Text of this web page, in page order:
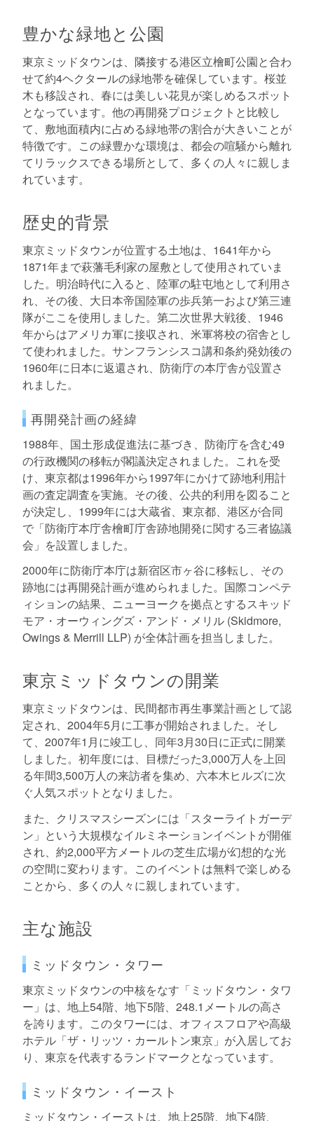
豊かな緑地と公園
東京ミッドタウンは、隣接する港区立檜町公園と合わ
せて約4ヘクタールの緑地帯を確保しています。桜並
木も移設され、春には美しい花見が楽しめるスポット
となっています。他の再開発プロジェクトと比較し
て、敷地面積内に占める緑地帯の割合が大きいことが
特徴です。この緑豊かな環境は、都会の喧騒から離れ
てリラックスできる場所として、多くの人々に親しま
れています。
歴史的背景
東京ミッドタウンが位置する土地は、1641年から
1871年まで萩藩毛利家の屋敷として使用されていま
した。明治時代に入ると、陸軍の駐屯地として利用さ
れ、その後、大日本帝国陸軍の歩兵第一および第三連
隊がここを使用しました。第二次世界大戦後、1946
年からはアメリカ軍に接収され、米軍将校の宿舎とし
て使われました。サンフランシスコ講和条約発効後の
1960年に日本に返還され、防衛庁の本庁舎が設置さ
れました。
再開発計画の経緯
1988年、国土形成促進法に基づき、防衛庁を含む49
の行政機関の移転が閣議決定されました。これを受
け、東京都は1996年から1997年にかけて跡地利用計
画の査定調査を実施。その後、公共的利用を図ること
が決定し、1999年には大蔵省、東京都、港区が合同
で「防衛庁本庁舎檜町庁舎跡地開発に関する三者協議
会」を設置しました。
2000年に防衛庁本庁は新宿区市ヶ谷に移転し、その
跡地には再開発計画が進められました。国際コンペテ
ィションの結果、ニューヨークを拠点とするスキッド
モア・オーウィングズ・アンド・メリル (Skidmore,
Owings & Merrill LLP) が全体計画を担当しました。
東京ミッドタウンの開業
東京ミッドタウンは、民間都市再生事業計画として認
定され、2004年5月に工事が開始されました。そし
て、2007年1月に竣工し、同年3月30日に正式に開業
しました。初年度には、目標だった3,000万人を上回
る年間3,500万人の来訪者を集め、六本木ヒルズに次
ぐ人気スポットとなりました。
また、クリスマスシーズンには「スターライトガーデ
ン」という大規模なイルミネーションイベントが開催
され、約2,000平方メートルの芝生広場が幻想的な光
の空間に変わります。このイベントは無料で楽しめる
ことから、多くの人々に親しまれています。
主な施設
ミッドタウン・タワー
東京ミッドタウンの中核をなす「ミッドタウン・タワ
ー」は、地上54階、地下5階、248.1メートルの高さ
を誇ります。このタワーには、オフィスフロアや高級
ホテル「ザ・リッツ・カールトン東京」が入居してお
り、東京を代表するランドマークとなっています。
ミッドタウン・イースト
ミッドタウン・イーストは、地上25階、地下4階、